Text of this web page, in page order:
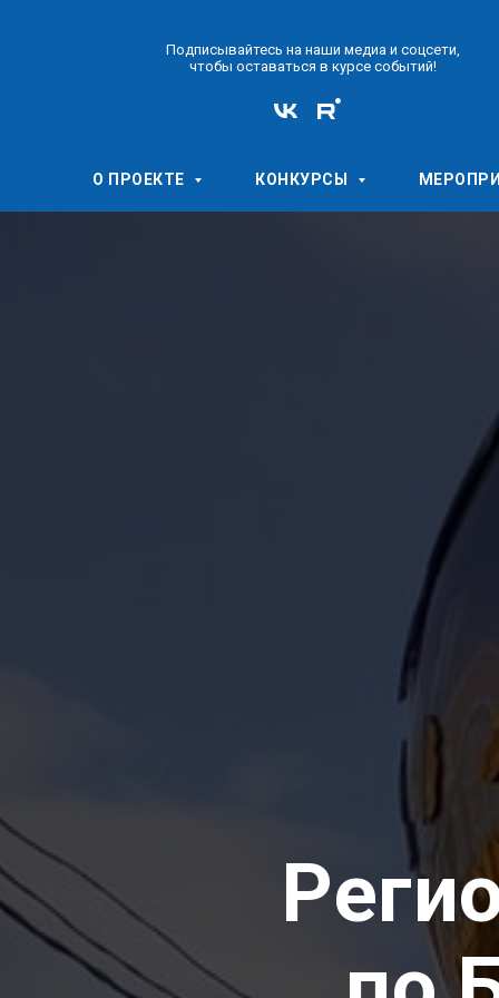
Подписывайтесь на наши медиа и соцсети,
чтобы оставаться в курсе событий!
О ПРОЕКТЕ КОНКУРСЫ